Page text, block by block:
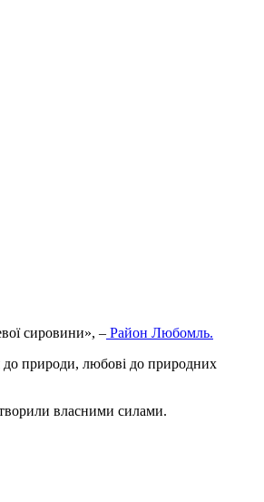
сировини», – Район Любомль.
до природи, любові до природних
власними силами.